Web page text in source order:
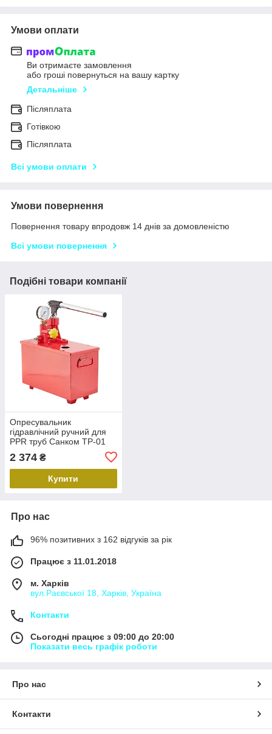
Умови оплати
Ви отримаєте замовлення
або гроші повернуться на вашу картку
Детальніше
Післяплата
Готівкою
Післяплата
Всі умови оплати
Умови повернення
Повернення товару впродовж 14 днів за домовленістю
Всі умови повернення
Подібні товари компанії
Опресувальник
гідравлічний ручний для
PPR труб Санком TP-01
2 374 ₴
Купити
Про нас
96% позитивних з 162 відгуків за рік
Працює з 11.01.2018
м. Харків
вул.Раєвської 18, Харків, Україна
Контакти
Сьогодні працює з 09:00 до 20:00
Показати весь графік роботи
Про нас
Контакти